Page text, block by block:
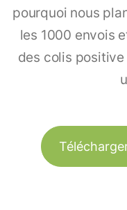
pourquoi nous
les 1000 envois
des colis